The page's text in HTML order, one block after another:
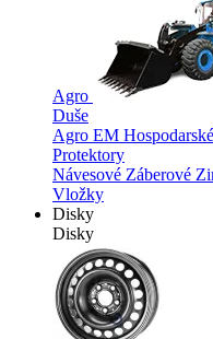
Agro
Duše
Agro EM Hospodarské
Protektory
Návesové Záberové
Vložky
Disky
Disky